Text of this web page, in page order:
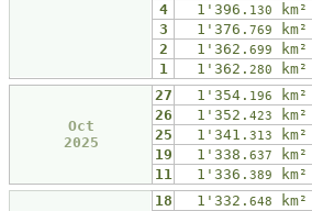
4
1'396. 130 km²
3
1'376. 769 km²
2
1'362. 699 km²
1
1'362. 280 km²
Oct
2025
27 1'354. 196 km²
26
1'352. 423 km²
25
1'341. 313 km²
19
1'338. 637 km²
11
1'336. 389 km²
18 1'332. 648 km²